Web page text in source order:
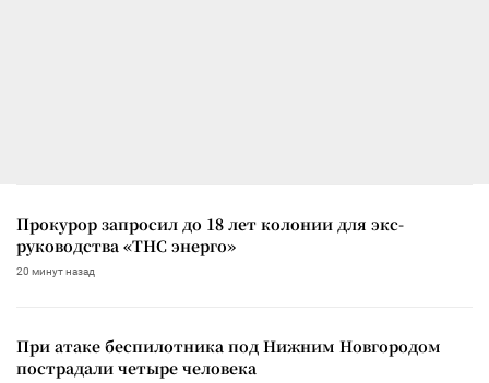
Прокурор запросил до 18 лет колонии для экс-
руководства «ТНС энерго»
20 минут назад
При атаке беспилотника под Нижним Новгородом
пострадали четыре человека